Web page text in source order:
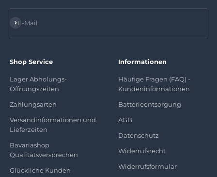
E-Mail
Abonnieren
Shop Service
Lager Abholungs-
Öffnungszeiten
Zahlungsarten
Versandinformationen und
Lieferzeiten
Bavariashop
Qualitätsversprechen
Glückliche Kunden
Informationen
Häufige Fragen (FAQ) -
Kundeninformationen
Batterieentsorgung
AGB
Datenschutz
Widerrufsrecht
Widerrufsformular